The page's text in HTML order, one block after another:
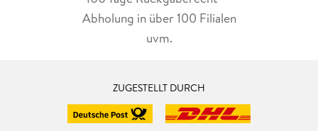
dass wir uns gar nicht vorstellen wollen, dass diese Reihe
irgendwann endet. Wir hoffen sehr, dass noch viele weitere
Abenteuer folgen, denn diese Familie macht einfach
Abholung in über 100 Filialen
uvm.
ZUGESTELLT DURCH